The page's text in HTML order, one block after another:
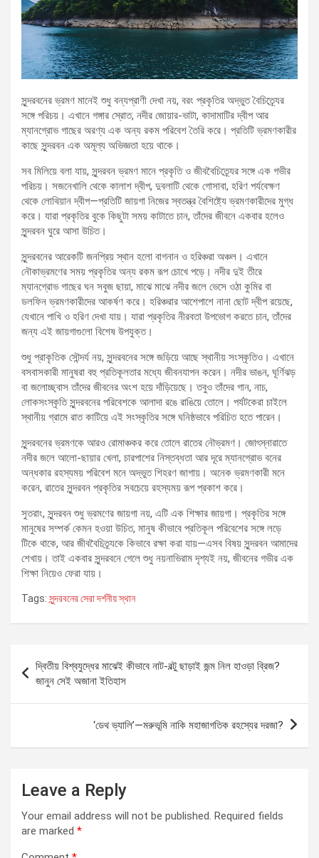
সুন্দরবনের ভ্রমণ মানেই শুধু বন্যপ্রাণী দেখা নয়, বরং প্রকৃতির অদ্ভুত বৈচিত্র্যের
সঙ্গে পরিচয়। এখানে গঙ্গার স্রোত, নদীর জোয়ার-ভাটা, কাদামাটির দ্বীপ আর
ম্যানগ্রোভ গাছের অরণ্য এক অন্য রকম পরিবেশ তৈরি করে। প্রতিটি ভ্রমণকারীর
কাছে সুন্দরবন এক অমূল্য অভিজ্ঞতা হয়ে থাকে।
সব মিলিয়ে বলা যায়, সুন্দরবন ভ্রমণ মানে প্রকৃতি ও জীববৈচিত্র্যের সঙ্গে এক গভীর
পরিচয়। সজনেখালি থেকে কালাশ দ্বীপ, দুবলাটি থেকে গোসাবা, হরিণ পর্যবেক্ষণ
থেকে লোথিয়ান দ্বীপ—প্রতিটি জায়গা নিজের স্বতন্ত্র বৈশিষ্ট্যে ভ্রমণকারীদের মুগ্ধ
করে। যারা প্রকৃতির বুকে কিছুটা সময় কাটাতে চান, তাঁদের জীবনে একবার হলেও
সুন্দরবন ঘুরে আসা উচিত।
সুন্দরবনের আরেকটি জনপ্রিয় স্থান হলো বাগনান ও হরিঞ্চরা অঞ্চল। এখানে
নৌকাভ্রমণের সময় প্রকৃতির অন্য রকম রূপ চোখে পড়ে। নদীর দুই তীরে
ম্যানগ্রোভ গাছের ঘন সবুজ ছায়া, মাঝে মাঝে নদীর জলে ভেসে ওঠা কুমির বা
ডলফিন ভ্রমণকারীদের আকর্ষণ করে। হরিঞ্চরার আশেপাশে নানা ছোট দ্বীপ রয়েছে,
যেখানে পাখি ও হরিণ দেখা যায়। যারা প্রকৃতির নীরবতা উপভোগ করতে চান, তাঁদের
জন্য এই জায়গাগুলো বিশেষ উপযুক্ত।
শুধু প্রাকৃতিক সৌন্দর্য নয়, সুন্দরবনের সঙ্গে জড়িয়ে আছে স্থানীয় সংস্কৃতিও। এখানে
বসবাসকারী মানুষরা বহু প্রতিকূলতার মধ্যে জীবনযাপন করেন। নদীর ভাঙন, ঘূর্ণিঝড়
বা জলোচ্ছ্বাস তাঁদের জীবনের অংশ হয়ে দাঁড়িয়েছে। তবুও তাঁদের গান, নাচ,
লোকসংস্কৃতি সুন্দরবনের পরিবেশকে আলাদা রঙে রাঙিয়ে তোলে। পর্যটকেরা চাইলে
স্থানীয় গ্রামে রাত কাটিয়ে এই সংস্কৃতির সঙ্গে ঘনিষ্ঠভাবে পরিচিত হতে পারেন।
সুন্দরবনের ভ্রমণকে আরও রোমাঞ্চকর করে তোলে রাতের নৌভ্রমণ। জোৎস্নারাতে
নদীর জলে আলো-ছায়ার খেলা, চারপাশের নিস্তব্ধতা আর দূরে ম্যানগ্রোভ বনের
অন্ধকার রহস্যময় পরিবেশ মনে অদ্ভুত শিহরণ জাগায়। অনেক ভ্রমণকারী মনে
করেন, রাতের সুন্দরবন প্রকৃতির সবচেয়ে রহস্যময় রূপ প্রকাশ করে।
সুতরাং, সুন্দরবন শুধু ভ্রমণের জায়গা নয়, এটি এক শিক্ষার জায়গা। প্রকৃতির সঙ্গে
মানুষের সম্পর্ক কেমন হওয়া উচিত, মানুষ কীভাবে প্রতিকূল পরিবেশের সঙ্গে লড়ে
টিকে থাকে, আর জীববৈচিত্র্যকে কিভাবে রক্ষা করা যায়—এসব বিষয় সুন্দরবন আমাদের
শেখায়। তাই একবার সুন্দরবনে গেলে শুধু নয়নাভিরাম দৃশ্যই নয়, জীবনের গভীর এক
শিক্ষা নিয়েও ফেরা যায়।
Tags: সুন্দরবনের সেরা দর্শনীয় স্থান
navigation
দ্বিতীয় বিশ্বযুদ্ধের মাঝেই কীভাবে নাট-বল্টু ছাড়াই জন্ম নিল হাওড়া ব্রিজ?
জানুন সেই অজানা ইতিহাস
‘ডেথ ভ্যালি’—মরুভূমি নাকি মহাজাগতিক রহস্যের দরজা?
Leave a Reply
Your email address will not be published. Required fields
are marked *